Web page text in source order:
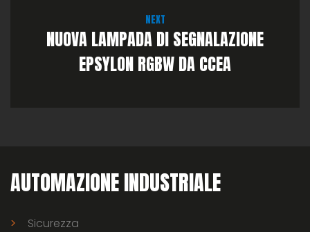
NEXT
NUOVA LAMPADA DI SEGNALAZIONE
EPSYLON RGBW DA CCEA
AUTOMAZIONE INDUSTRIALE
Sicurezza